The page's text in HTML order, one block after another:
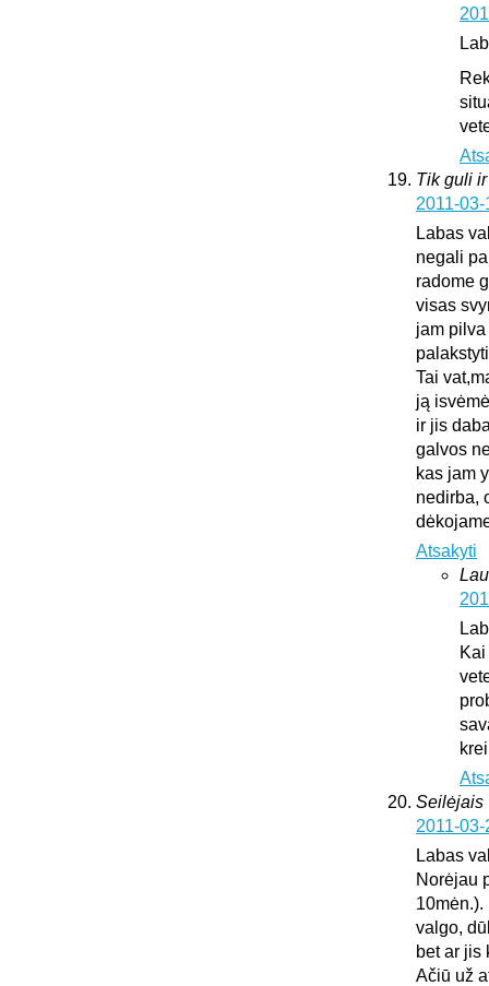
Tik guli
2011-
Labas
negali
radome
visas
jam
Tai
ją
ir jis
galvos
kas jam
nedirba,
Atsakyti
Seilėjais
2011-
Labas
Norėjau
valgo,
bet ar jis
Ačiū už